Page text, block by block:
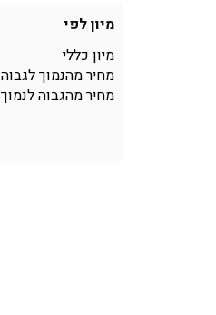
מיון לפי
מיון כללי
מחיר מהנמוך לגבוה
מחיר מהגבוה לנמוך